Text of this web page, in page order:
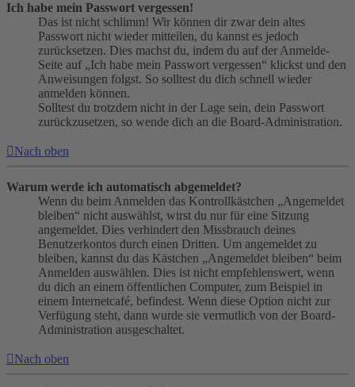
Ich habe mein Passwort vergessen!
Das ist nicht schlimm! Wir können dir zwar dein altes
Passwort nicht wieder mitteilen, du kannst es jedoch
zurücksetzen. Dies machst du, indem du auf der Anmelde-
Seite auf „Ich habe mein Passwort vergessen“ klickst und den
Anweisungen folgst. So solltest du dich schnell wieder
anmelden können.
Solltest du trotzdem nicht in der Lage sein, dein Passwort
zurückzusetzen, so wende dich an die Board-Administration.
Nach oben
Warum werde ich automatisch abgemeldet?
Wenn du beim Anmelden das Kontrollkästchen „Angemeldet
bleiben“ nicht auswählst, wirst du nur für eine Sitzung
angemeldet. Dies verhindert den Missbrauch deines
Benutzerkontos durch einen Dritten. Um angemeldet zu
bleiben, kannst du das Kästchen „Angemeldet bleiben“ beim
Anmelden auswählen. Dies ist nicht empfehlenswert, wenn
du dich an einem öffentlichen Computer, zum Beispiel in
einem Internetcafé, befindest. Wenn diese Option nicht zur
Verfügung steht, dann wurde sie vermutlich von der Board-
Administration ausgeschaltet.
Nach oben